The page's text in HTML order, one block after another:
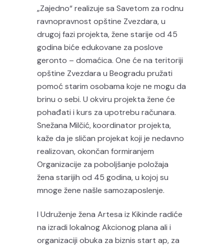
„Zajedno“ realizuje sa Savetom za rodnu
ravnopravnost opštine Zvezdara, u
drugoj fazi projekta, žene starije od 45
godina biće edukovane za poslove
geronto – domaćica. One će na teritoriji
opštine Zvezdara u Beogradu pružati
pomoć starim osobama koje ne mogu da
brinu o sebi. U okviru projekta žene će
pohađati i kurs za upotrebu računara.
Snežana Milčić, koordinator projekta,
kaže da je sličan projekat koji je nedavno
realizovan, okončan formiranjem
Organizacije za poboljšanje položaja
žena starijih od 45 godina, u kojoj su
mnoge žene našle samozaposlenje.
I Udruženje žena Artesa iz Kikinde radiće
na izradi lokalnog Akcionog plana ali i
organizaciji obuka za biznis start ap, za